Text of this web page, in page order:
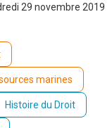
29 novembre 2019
marines
Histoire du Droit